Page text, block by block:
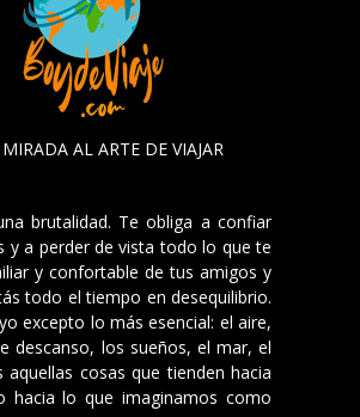
AL ARTE DE VIAJAR
brutalidad. Te obliga a confiar
y a perder de vista todo lo que te
y confortable de tus amigos y
todo el tiempo en desequilibrio.
excepto lo más esencial: el aire,
descanso, los sueños, el mar, el
aquellas cosas que tienden hacia
hacia lo que imaginamos como